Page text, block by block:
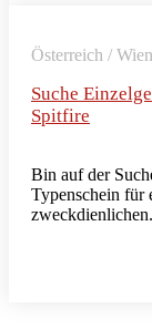
Österreich / Wien
Suche
Spitfire
Bin auf der
Typenschein für